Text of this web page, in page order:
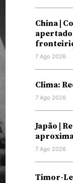
China |
7 Ago 2026
Clima:
7 Ago 2026
Japão |
7 Ago 2026
Timor-